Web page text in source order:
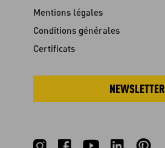
Mentions légales
Conditions générales
Certificats
NEWSLETTER